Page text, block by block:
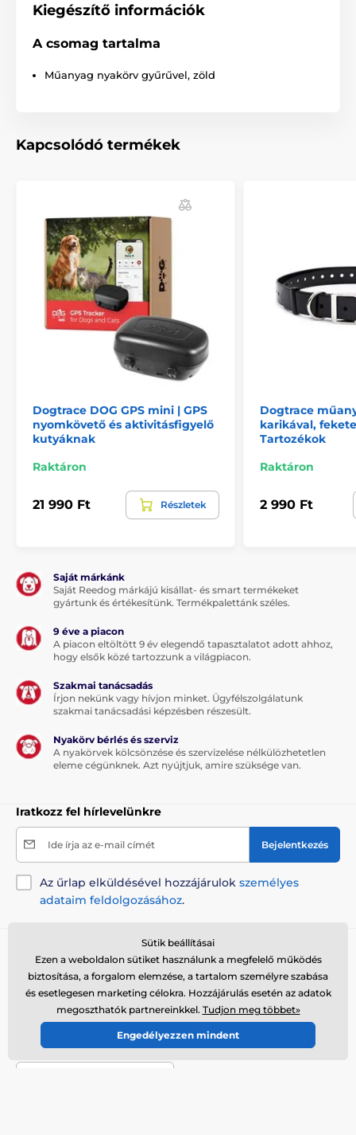
A termék a következő kategóriákba sorolt
Tartozékok GPS nyakörvekhez
Kiegészítő információk
A csomag tartalma
Műanyag nyakörv gyűrűvel, zöld
Kapcsolódó termékek
Dogtrace DOG GPS mini | GPS
nyomkövető és aktivitásfigyelő
kutyáknak
Raktáron
21 990 Ft Részletek
Dogtrace
karikával,
Tartozékok
Raktáron
2 990 Ft
Saját márkánk
Saját Reedog márkájú kisállat- és smart termékeket
gyártunk és értékesítünk. Termékpalettánk széles.
9 éve a piacon
A piacon eltöltött 9 év elegendő tapasztalatot adott ahhoz,
hogy elsők közé tartozzunk a világpiacon.
Szakmai tanácsadás
Írjon nekünk vagy hívjon minket. Ügyfélszolgálatunk
szakmai tanácsadási képzésben részesült.
Nyakörv bérlés és szerviz
A nyakörvek kölcsönzése és szervizelése nélkülözhetetlen
eleme cégünknek. Azt nyújtjuk, amire szüksége van.
Iratkozz fel hírlevelünkre
Ide írja az e-mail címét Bejelentkezés
Az űrlap elküldésével hozzájárulok személyes
adataim feldolgozásához.
Az ügyfélszolgálat elérhető
+36 21 300 7514
info@elektro-nyakorvek.hu
Hol találsz bennünket
Sütik beállításai
Ezen a weboldalon sütiket használunk a megfelelő működés
biztosítása, a forgalom elemzése, a tartalom személyre szabása
és esetlegesen marketing célokra. Hozzájárulás esetén az adatok
megoszthatók partnereinkkel. Tudjon meg többet»
Engedélyezzen mindent